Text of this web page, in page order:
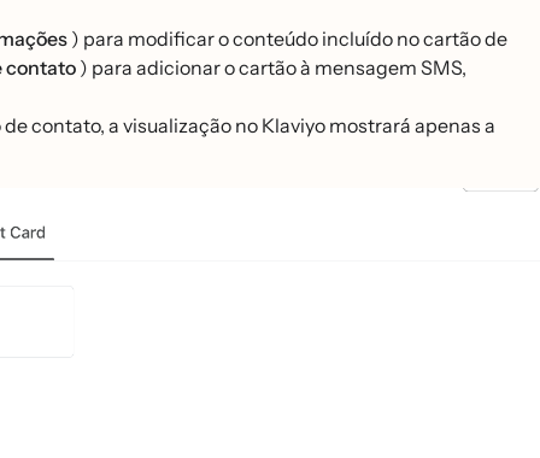
) para modificar o conteúdo incluído no cartão de
contato ) para adicionar o cartão à mensagem SMS,
contato, a visualização no Klaviyo mostrará apenas a